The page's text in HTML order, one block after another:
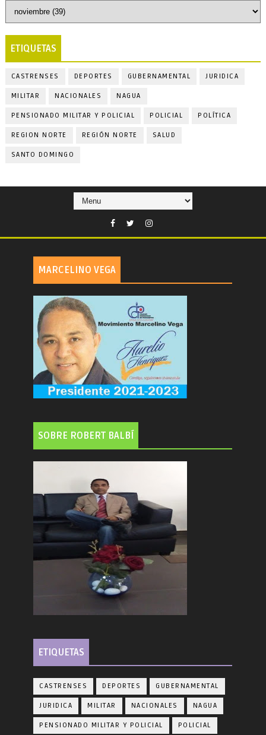
ETIQUETAS
CASTRENSES DEPORTES GUBERNAMENTAL JURIDICA
MILITAR NACIONALES NAGUA
PENSIONADO MILITAR Y POLICIAL POLICIAL POLÍTICA
REGION NORTE REGIÓN NORTE SALUD
SANTO DOMINGO
MARCELINO VEGA
SOBRE ROBERT BALBÍ
ETIQUETAS
CASTRENSES DEPORTES GUBERNAMENTAL
JURIDICA MILITAR NACIONALES NAGUA
PENSIONADO MILITAR Y POLICIAL POLICIAL